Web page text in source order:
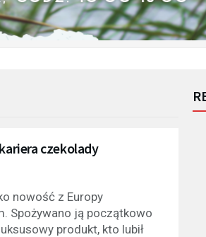
czekolady
nowość z Europy
Spożywano ją początkowo
produkt, kto lubił